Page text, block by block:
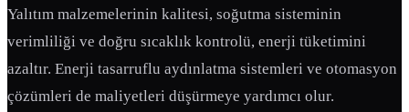
Yalıtım malzemelerinin kalitesi, soğutma sisteminin
verimliliği ve doğru sıcaklık kontrolü, enerji tüketimini
azaltır. Enerji tasarruflu aydınlatma sistemleri ve otomasyon
çözümleri de maliyetleri düşürmeye yardımcı olur.